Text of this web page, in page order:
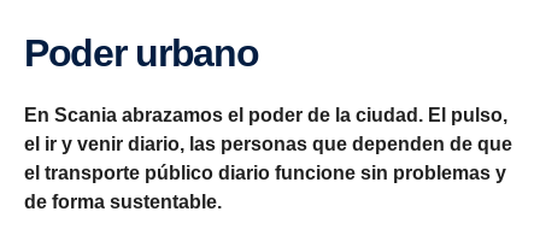
Poder urbano
En Scania abrazamos el poder de la ciudad. El pulso,
el ir y venir diario, las personas que dependen de que
el transporte público diario funcione sin problemas y
de forma sustentable.